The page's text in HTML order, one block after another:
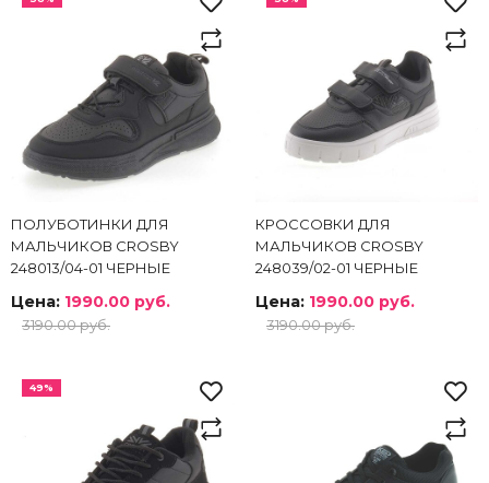
ПОЛУБОТИНКИ ДЛЯ
МАЛЬЧИКОВ CROSBY
248013/04-01 ЧЕРНЫЕ
Цена: 1990.00 руб.
3190.00 руб.
КРОССОВКИ ДЛЯ
МАЛЬЧИКОВ CROSBY
248039/02-01 ЧЕРНЫЕ
Цена: 1990.00 руб.
3190.00 руб.
49%